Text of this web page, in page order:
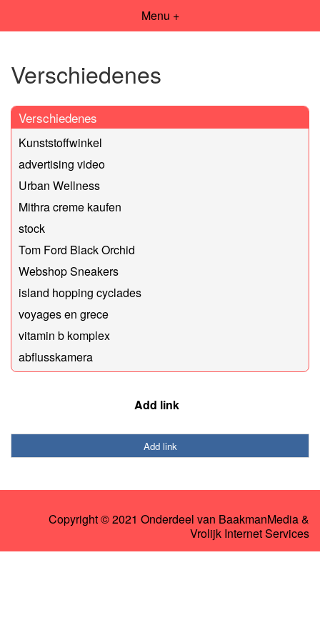
Menu +
Verschiedenes
Verschiedenes
Kunststoffwinkel
advertising video
Urban Wellness
Mithra creme kaufen
stock
Tom Ford Black Orchid
Webshop Sneakers
island hopping cyclades
voyages en grece
vitamin b komplex
abflusskamera
Add link
Add link
Copyright © 2021 Onderdeel van BaakmanMedia&
Vrolijk Internet Services